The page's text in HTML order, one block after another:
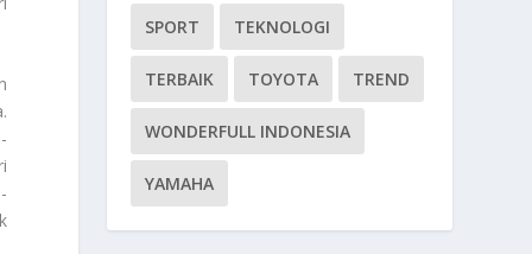
SPORT TEKNOLOGI
TERBAIK TOYOTA TREND
WONDERFULL INDONESIA
YAMAHA